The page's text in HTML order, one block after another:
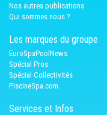
Nos autres publications
Qui sommes nous ?
Les marques du groupe
EuroSpaPoolNews
Spécial Pros
Spécial Collectivités
PiscineSpa.com
Services et Infos